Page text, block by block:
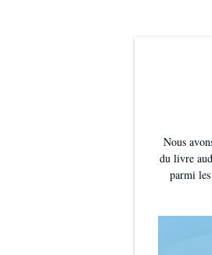
Nous
du livre
parmi